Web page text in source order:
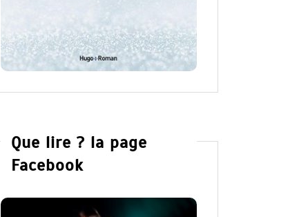
Que lire ? la page
Facebook